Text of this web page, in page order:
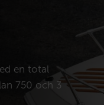
en total
750 och 3